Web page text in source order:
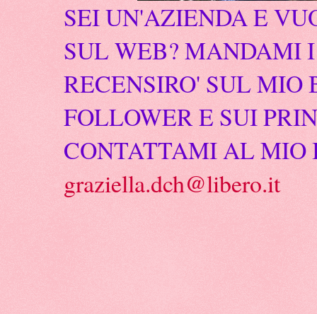
SEI UN'AZIENDA E
SUL WEB? MANDAMI
RECENSIRO' SUL
FOLLOWER E SUI
CONTATTAMI AL
graziella.dch@libero.it